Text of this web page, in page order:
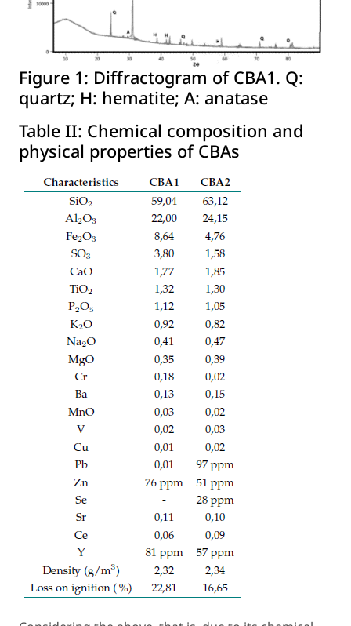
Figure 1: Diffractogram of CBA1. Q:
quartz; H: hematite; A: anatase
Table II: Chemical composition and
physical properties of CBAs